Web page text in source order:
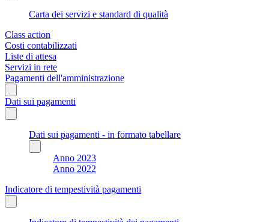
Carta dei servizi e standard di qualità
Class action
Costi contabilizzati
Liste di attesa
Servizi in rete
Pagamenti dell'amministrazione
Dati sui pagamenti
Dati sui pagamenti - in formato tabellare
Anno 2023
Anno 2022
Indicatore di tempestività pagamenti